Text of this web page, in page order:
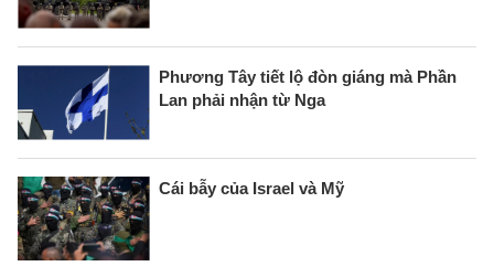
Phương Tây tiết lộ đòn giáng mà Phần
Lan phải nhận từ Nga
Cái bẫy của Israel và Mỹ